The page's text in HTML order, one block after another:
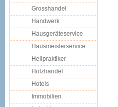
Grosshandel
Handwerk
Hausgeräteservice
Hausmeisterservice
Heilpraktiker
Holzhandel
Hotels
Immobilien